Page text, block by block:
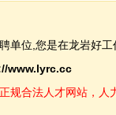
位,您是在龙岩好工
www.lyrc.cc
规合法人才网站，